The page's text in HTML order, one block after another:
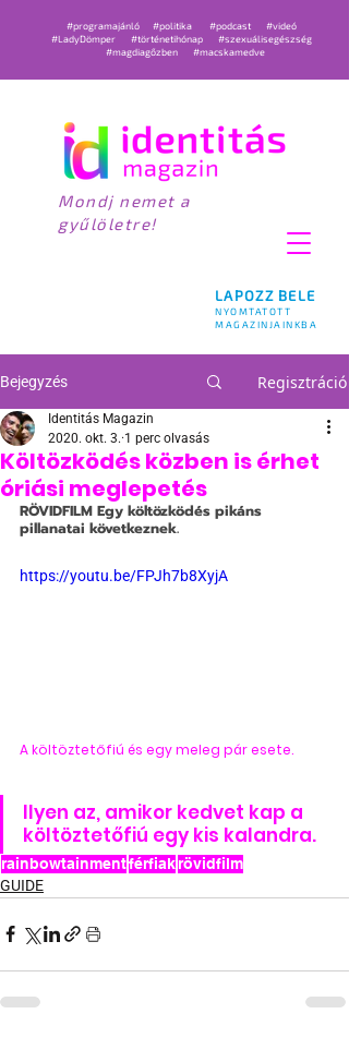
LAPOZZ BELE
NYOMTATOTT
MAGAZINJAINKBA
#programajánló #politika #podcast
#videó
#LadyDömper
#történetihónap
#szexuálisegészség
#magdiagőzben
#macskamedve
Mondj nemet a
gyűlöletre!
Bejegyzés Regisztráció
Költözködés közben is érhet
óriási meglepetés
Identitás Magazin
2020. okt. 3. 1 perc olvasás
RÖVIDFILM Egy költözködés pikáns
pillanatai következnek.
https://youtu.be/FPJh7b8XyjA
A költöztetőfiú és egy meleg pár esete.
Ilyen az, amikor kedvet kap a
költöztetőfiú egy kis kalandra.
rainbowtainmentférfiakrövidfilm
GUIDE